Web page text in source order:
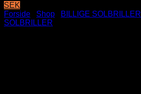
SEK
Forside
Shop BILLIGE SOLBRILLER
SOLBRILLER